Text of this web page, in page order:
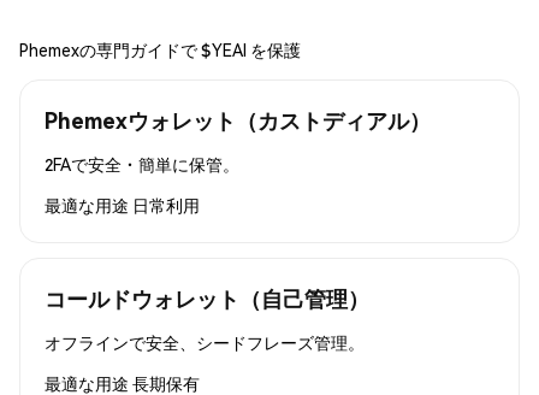
Phemexの専門ガイドで $YEAI を保護
Phemexウォレット（カストディアル）
2FAで安全・簡単に保管。
最適な用途 日常利用
コールドウォレット（自己管理）
オフラインで安全、シードフレーズ管理。
最適な用途 長期保有